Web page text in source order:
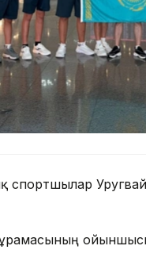
спортшылар